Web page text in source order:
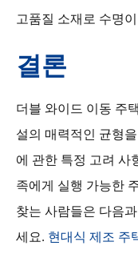
고품질 소재로 수명
결론
더블 와이드 이동 주
설의 매력적인 균형
에 관한 특정 고려 사
족에게 실행 가능한
찾는 사람들은 다음
세요. 현대식 제조 주